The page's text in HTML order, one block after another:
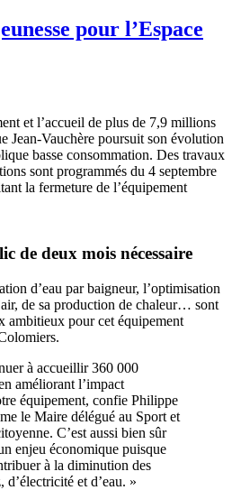
pour l’Espace
et l’accueil de plus de 7,9 millions
Jean-Vauchère poursuit son évolution
basse consommation. Des travaux
sont programmés du 4 septembre
la fermeture de l’équipement
de deux mois nécessaire
d’eau par baigneur, l’optimisation
de sa production de chaleur… sont
ambitieux pour cet équipement
à accueillir 360 000
améliorant l’impact
équipement, confie Philippe
le Maire délégué au Sport et
C’est aussi bien sûr
enjeu économique puisque
à la diminution des
et d’eau. »